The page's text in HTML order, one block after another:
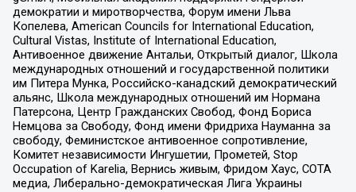
демократии и миротворчества, Форум имени Льва
Копелева, American Councils for International Education,
Cultural Vistas, Institute of International Education,
Антивоенное движение Антальи, Открытый диалог, Школа
международных отношений и государственной политики
им Питера Мунка, Российско-канадский демократический
альянс, Школа международных отношений им Нормана
Патерсона, Центр Гражданских Свобод, Фонд Бориса
Немцова за Свободу, Фонд имени Фридриха Науманна за
свободу, Феминистское антивоенное сопротивление,
Комитет независимости Ингушетии, Прометей, Stop
Occupation of Karelia, Вернись живым, Фридом Хаус, СОТА
медиа, Либерально-демократическая Лига Украины